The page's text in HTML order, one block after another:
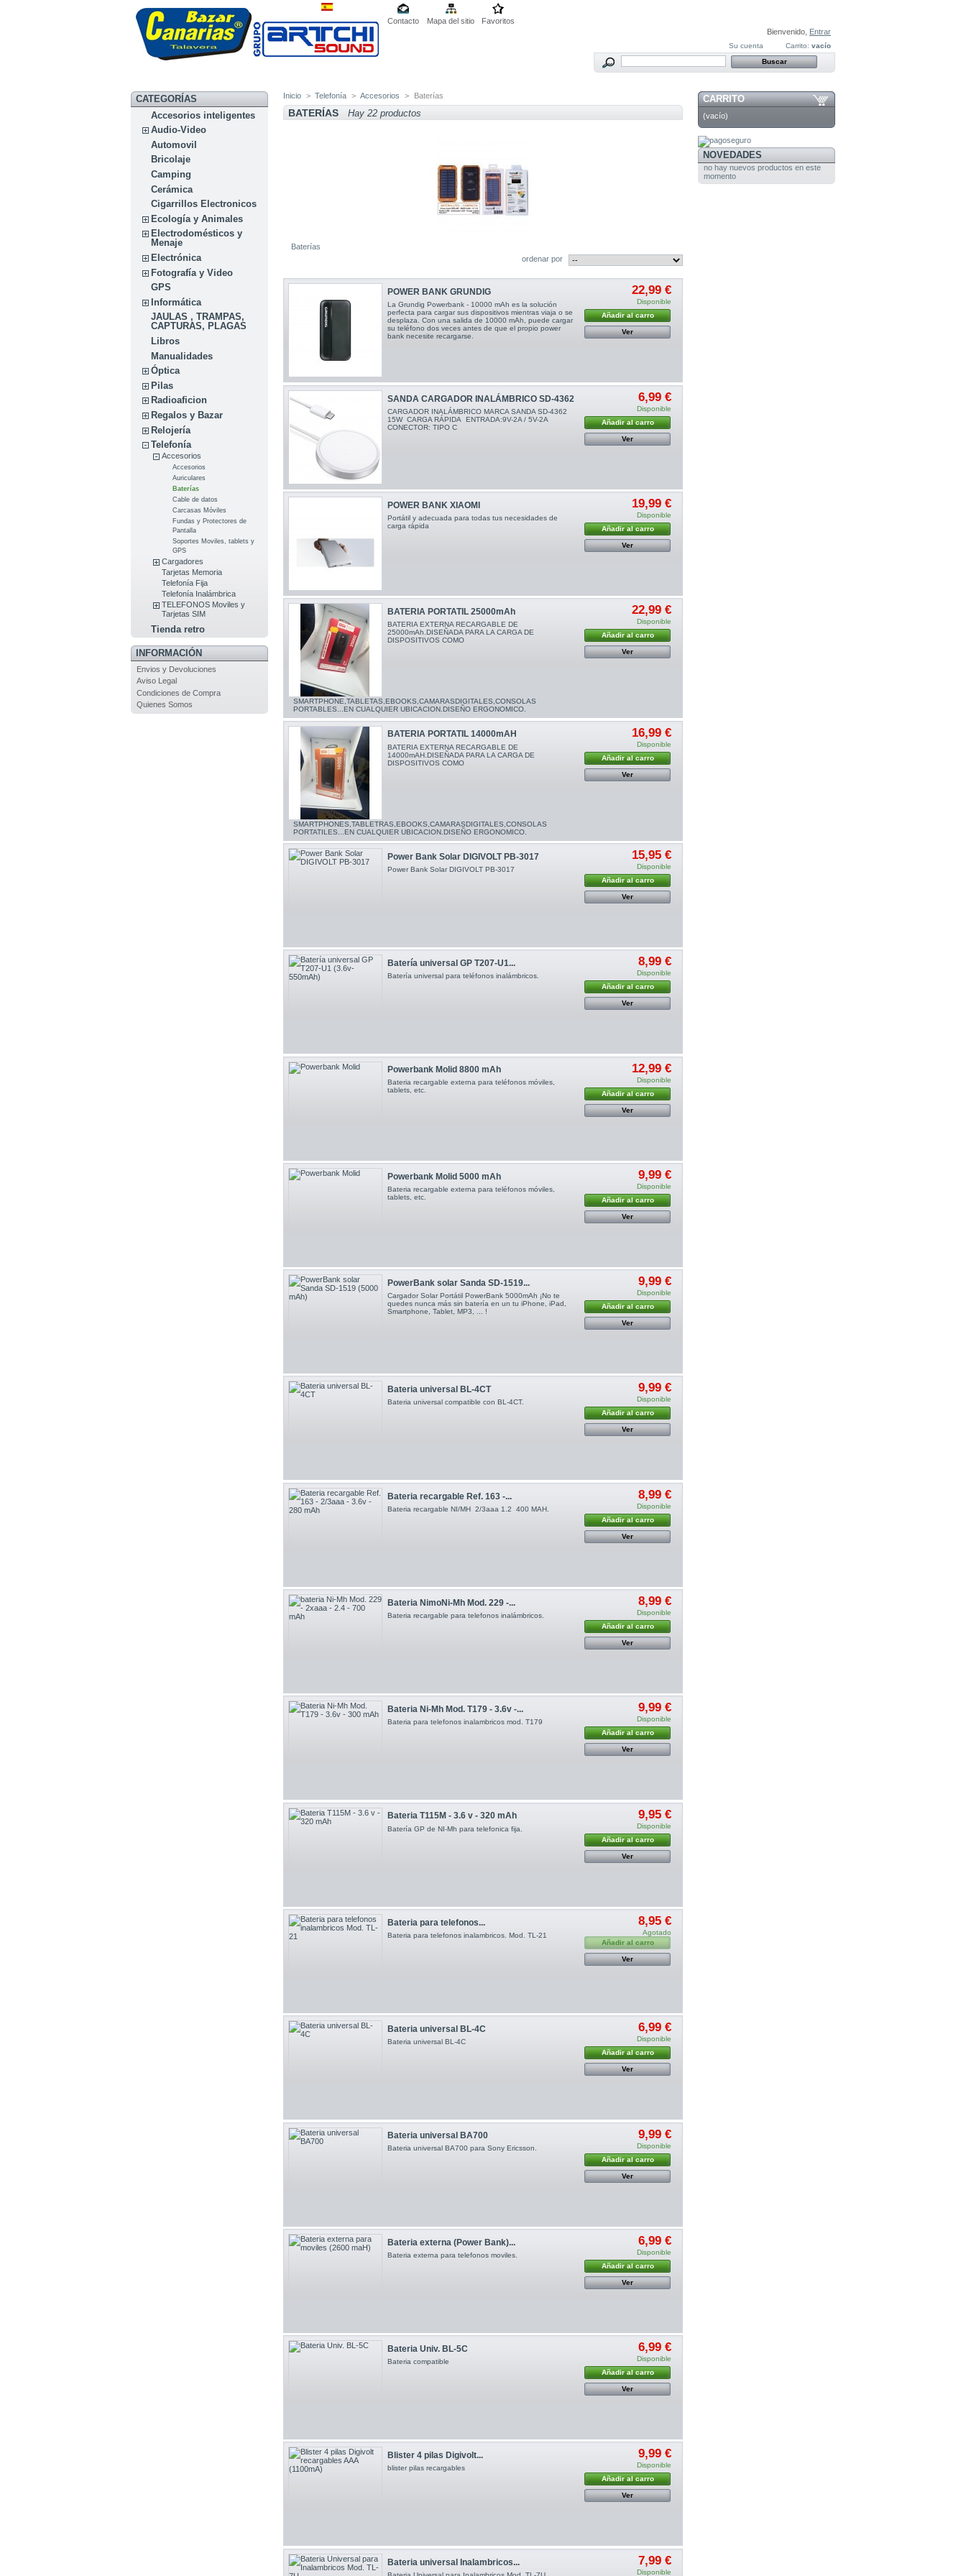
Contacto Mapa del sitio
Favoritos
Bienvenido,
Entrar
Carrito: vacío
Su cuenta
CATEGORÍAS
Accesorios inteligentes
Audio-Video
Automovil
Bricolaje
Camping
Cerámica
Cigarrillos Electronicos
Ecología y Animales
Electrodomésticos y
Menaje
Electrónica
Fotografía y Video
GPS
Informática
JAULAS , TRAMPAS,
CAPTURAS, PLAGAS
Libros
Manualidades
Óptica
Pilas
Radioaficion
Regalos y Bazar
Relojería
Telefonía
Accesorios
Accesorios
Auriculares
Baterías
Cable de datos
Carcasas Móviles
Fundas y Protectores de
Pantalla
Soportes Moviles, tablets y
GPS
Cargadores
Tarjetas Memoria
Telefonía Fija
Telefonía Inalámbrica
TELEFONOS Moviles y
Tarjetas SIM
Tienda retro
INFORMACIÓN
Envios y Devoluciones
Aviso Legal
Condiciones de Compra
Quienes Somos
Inicio > Telefonía > Accesorios > Baterías
BATERÍAS Hay 22 productos
Baterías
ordenar por
POWER BANK GRUNDIG
La Grundig Powerbank - 10000 mAh es la solución
perfecta para cargar sus dispositivos mientras viaja o se
desplaza. Con una salida de 10000 mAh, puede cargar
su teléfono dos veces antes de que el propio power
bank necesite recargarse.
22,99 €
Disponible
Añadir al carro
Ver
SANDA CARGADOR INALÁMBRICO SD-4362
CARGADOR INALÁMBRICO MARCA SANDA SD-4362
15W CARGA RÁPIDA ENTRADA:9V-2A / 5V-2A
CONECTOR: TIPO C
6,99 €
Disponible
Añadir al carro
Ver
POWER BANK XIAOMI
Portátil y adecuada para todas tus necesidades de
carga rápida
19,99 €
Disponible
Añadir al carro
Ver
BATERIA PORTATIL 25000mAh
BATERIA EXTERNA RECARGABLE DE
25000mAh.DISEÑADA PARA LA CARGA DE
DISPOSITIVOS COMO
SMARTPHONE,TABLETAS,EBOOKS,CAMARASDIGITALES,CONSOLAS
PORTABLES...EN CUALQUIER UBICACION.DISEÑO ERGONOMICO.
22,99 €
Disponible
Añadir al carro
Ver
BATERIA PORTATIL 14000mAH
BATERIA EXTERNA RECARGABLE DE
14000mAH.DISEÑADA PARA LA CARGA DE
DISPOSITIVOS COMO
SMARTPHONES,TABLETRAS,EBOOKS,CAMARASDIGITALES,CONSOLAS
PORTATILES...EN CUALQUIER UBICACION.DISEÑO ERGONOMICO.
16,99 €
Disponible
Añadir al carro
Ver
Power Bank Solar DIGIVOLT PB-3017
Power Bank Solar DIGIVOLT PB-3017
15,95 €
Disponible
Añadir al carro
Ver
Batería universal GP T207-U1...
Batería universal para teléfonos inalámbricos.
8,99 €
Disponible
Añadir al carro
Ver
Powerbank Molid 8800 mAh
Bateria recargable externa para teléfonos móviles,
tablets, etc.
12,99 €
Disponible
Añadir al carro
Ver
Powerbank Molid 5000 mAh
Bateria recargable externa para teléfonos móviles,
tablets, etc.
9,99 €
Disponible
Añadir al carro
Ver
PowerBank solar Sanda SD-1519...
Cargador Solar Portátil PowerBank 5000mAh ¡No te
quedes nunca más sin batería en un tu iPhone, iPad,
Smartphone, Tablet, MP3, ... !
9,99 €
Disponible
Añadir al carro
Ver
Bateria universal BL-4CT
Bateria universal compatible con BL-4CT.
9,99 €
Disponible
Añadir al carro
Ver
Bateria recargable Ref. 163 -...
Bateria recargable NI/MH 2/3aaa 1.2 400 MAH.
8,99 €
Disponible
Añadir al carro
Ver
Bateria NimoNi-Mh Mod. 229 -...
Bateria recargable para telefonos inalámbricos.
8,99 €
Disponible
Añadir al carro
Ver
Bateria Ni-Mh Mod. T179 - 3.6v -...
Bateria para telefonos inalambricos mod. T179
9,99 €
Disponible
Añadir al carro
Ver
Bateria T115M - 3.6 v - 320 mAh
Batería GP de NI-Mh para telefonica fija.
9,95 €
Disponible
Añadir al carro
Ver
Bateria para telefonos...
Bateria para telefonos inalambricos. Mod. TL-21
8,95 €
Agotado
Añadir al carro
Ver
Bateria universal BL-4C
Bateria universal BL-4C
6,99 €
Disponible
Añadir al carro
Ver
Bateria universal BA700
Bateria universal BA700 para Sony Ericsson.
9,99 €
Disponible
Añadir al carro
Ver
Bateria externa (Power Bank)...
Bateria externa para telefonos moviles.
6,99 €
Disponible
Añadir al carro
Ver
Bateria Univ. BL-5C
Bateria compatible
6,99 €
Disponible
Añadir al carro
Ver
Blister 4 pilas Digivolt...
blister pilas recargables
9,99 €
Disponible
Añadir al carro
Ver
Bateria universal Inalambricos... 7,99 €
Disponible
CARRITO
(vacío)
NOVEDADES
no hay nuevos productos en este
momento